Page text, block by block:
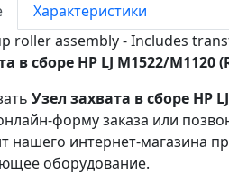
Характеристики
roller assembly - Includes
в сборе HP LJ M1522/M1120
Узел захвата в сборе HP
форму заказа или
нашего интернет-магазина
оборудование.